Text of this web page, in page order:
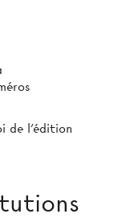
de l'édition